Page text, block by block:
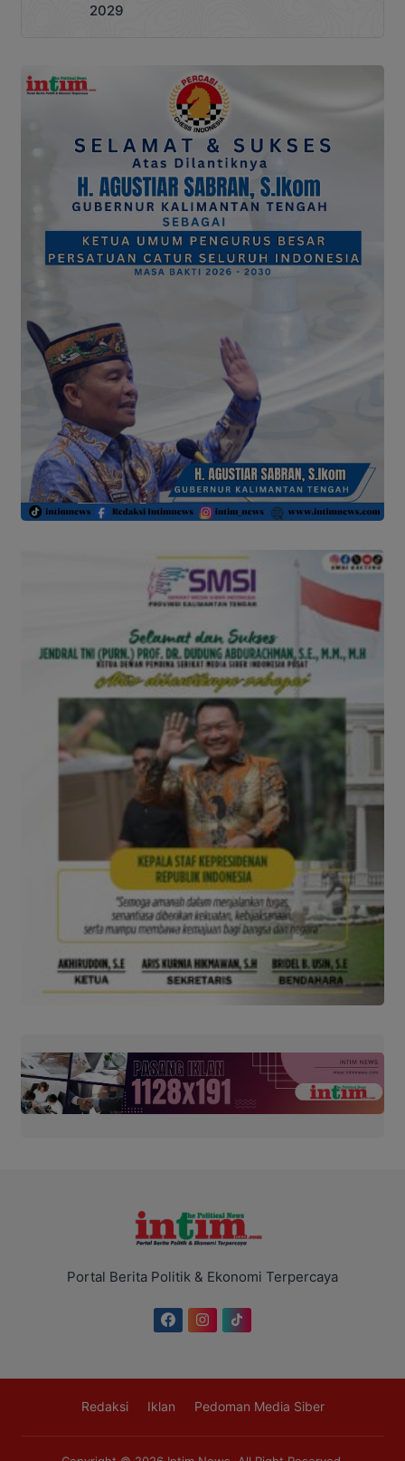
2029
Portal Berita Politik & Ekonomi Terpercaya
Redaksi Iklan Pedoman Media Siber